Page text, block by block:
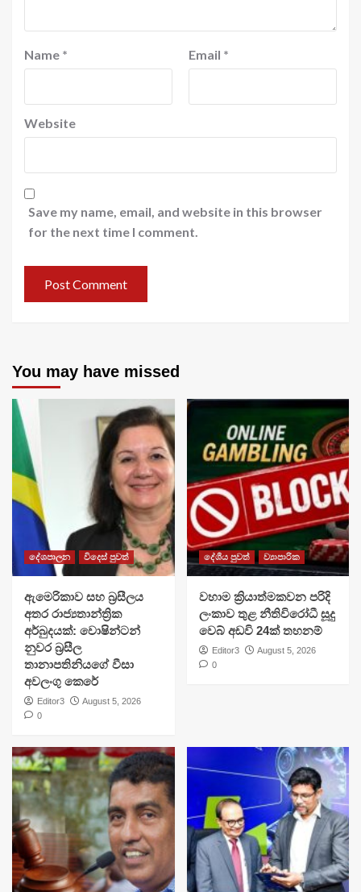
Name * Email *
Website
Save my name, email, and website in this browser
for the next time I comment.
You may have missed
දේශපාලන විදෙස් පුවත්
ඇමෙරිකාව සහ බ්‍රසීලය
අතර රාජ්‍යතාන්ත්‍රික
අර්බුදයක්: වොෂින්ටන්
නුවර බ්‍රසීල
තානාපතිනියගේ වීසා
අවලංගු කෙරේ
Editor3
August 5, 2026
0
දේශීය පුවත් ව්‍යාපාරික
වහාම ක්‍රියාත්මකවන පරිදි
ලංකාව තුළ නීතිවිරෝධී සූදු
වෙබ් අඩවි 24ක් තහනම්
Editor3
August 5, 2026
0